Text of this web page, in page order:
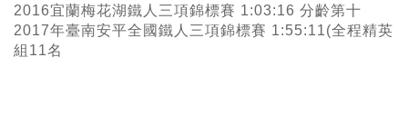
2016宜蘭梅花湖鐵人三項錦標賽 1:03:16 分齡第十
2017年臺南安平全國鐵人三項錦標賽 1:55:11(全程精英
組11名